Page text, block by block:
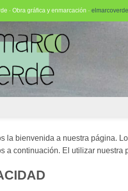
· Obra gráfica y enmarcación ·
la bienvenida a nuestra página.
a continuación. El utilizar nuestra